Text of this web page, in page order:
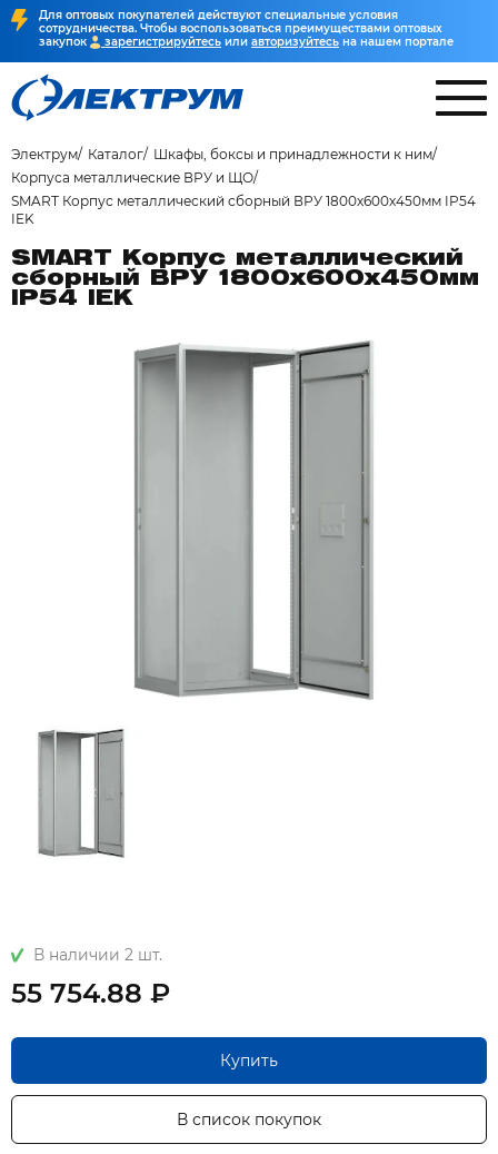
Для оптовых покупателей действуют специальные условия
сотрудничества. Чтобы воспользоваться преимуществами оптовых
закупок
зарегистрируйтесь или авторизуйтесь на нашем портале
Электрум Каталог
Шкафы, боксы и принадлежности к ним
Корпуса металлические ВРУ и ЩО
SMART Корпус металлический сборный ВРУ 1800х600х450мм IP54
IEK
SMART Корпус металлический
сборный ВРУ 1800х600х450мм
IP54 IEK
В наличии 2 шт.
55 754.88 ₽
Купить
В список покупок